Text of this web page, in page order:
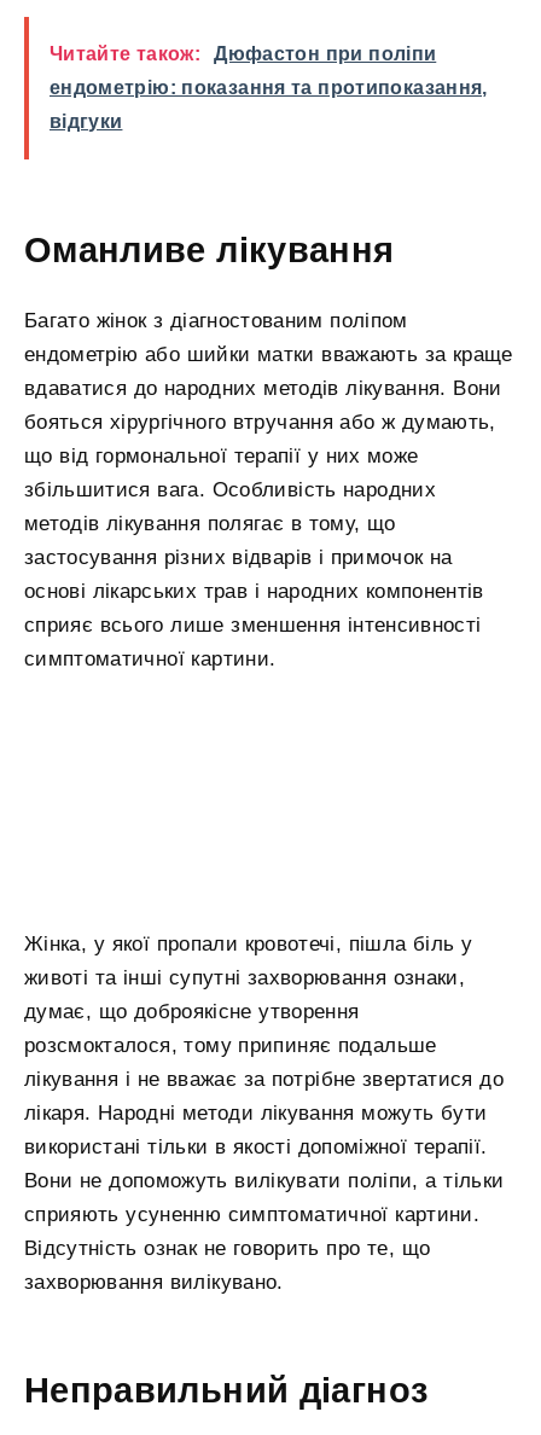
Читайте також:
Дюфастон при поліпи
ендометрію: показання та протипоказання,
відгуки
Оманливе лікування
Багато жінок з діагностованим поліпом
ендометрію або шийки матки вважають за краще
вдаватися до народних методів лікування. Вони
бояться хірургічного втручання або ж думають,
що від гормональної терапії у них може
збільшитися вага. Особливість народних
методів лікування полягає в тому, що
застосування різних відварів і примочок на
основі лікарських трав і народних компонентів
сприяє всього лише зменшення інтенсивності
симптоматичної картини.
Жінка, у якої пропали кровотечі, пішла біль у
животі та інші супутні захворювання ознаки,
думає, що доброякісне утворення
розсмокталося, тому припиняє подальше
лікування і не вважає за потрібне звертатися до
лікаря. Народні методи лікування можуть бути
використані тільки в якості допоміжної терапії.
Вони не допоможуть вилікувати поліпи, а тільки
сприяють усуненню симптоматичної картини.
Відсутність ознак не говорить про те, що
захворювання вилікувано.
Неправильний діагноз